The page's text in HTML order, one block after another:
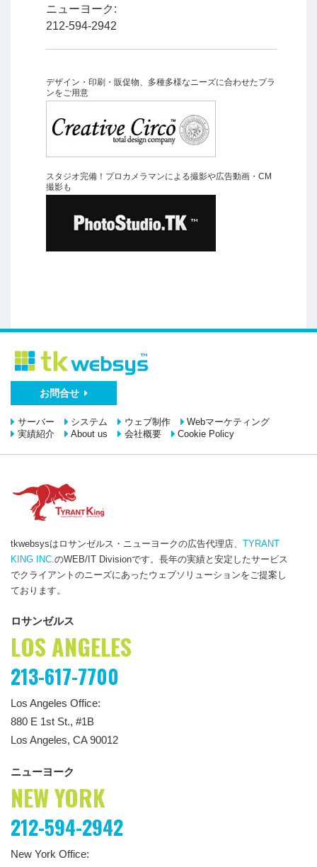
ニューヨーク:
212-594-2942
デザイン・印刷・販促物、多種多様なニーズに合わせたプラ
ンをご用意
スタジオ完備！プロカメラマンによる撮影や広告動画・CM
撮影も
お問合せ
サーバー システム ウェブ制作
Webマーケティング
実績紹介
About us 会社概要 Cookie Policy
tkwebsysはロサンゼルス・ニューヨークの広告代理店、 TYRANT
KING INC. のWEB/IT Divisionです。長年の実績と安定したサービス
でクライアントのニーズにあったウェブソリューションをご提案し
ております。
ロサンゼルス
LOS ANGELES
213-617-7700
Los Angeles Office:
880 E 1st St., #1B
Los Angeles, CA 90012
ニューヨーク
NEW YORK
212-594-2942
New York Office: